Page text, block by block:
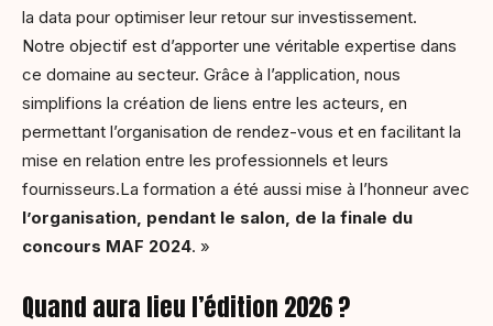
la data pour optimiser leur retour sur investissement.
Notre objectif est d’apporter une véritable expertise dans
ce domaine au secteur. Grâce à l’application, nous
simplifions la création de liens entre les acteurs, en
permettant l’organisation de rendez-vous et en facilitant la
mise en relation entre les professionnels et leurs
fournisseurs.La formation a été aussi mise à l’honneur avec
l’organisation, pendant le salon, de la finale du
concours MAF 2024. »
Quand aura lieu l’édition 2026 ?